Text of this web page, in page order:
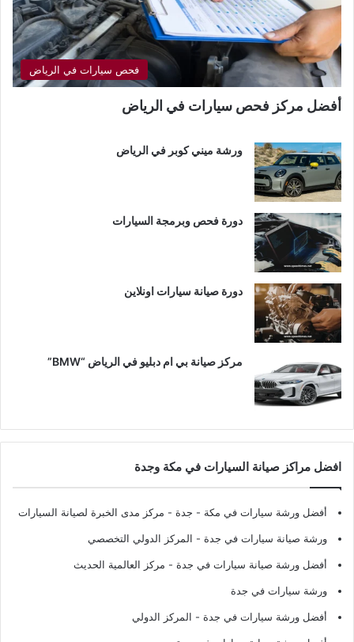
فحص سيارات في الرياض
أفضل مركز فحص سيارات في الرياض
ورشة ميني كوبر في الرياض
دورة فحص وبرمجة السيارات
دورة صيانة سيارات اونلاين
مركز صيانة بي ام دبليو في الرياض “BMW”
افضل مراكز صيانة السيارات في مكة وجدة
أفضل ورشة سيارات في مكة - جدة - مركز مدى الخبرة لصيانة السيارات
ورشة صيانة سيارات في جدة - المركز الدولي التخصصي
أفضل ورشة صيانة سيارات في جدة - مركز العالمية الحديث
ورشة سيارات في جدة
أفضل ورشة سيارات في جدة - المركز الدولي